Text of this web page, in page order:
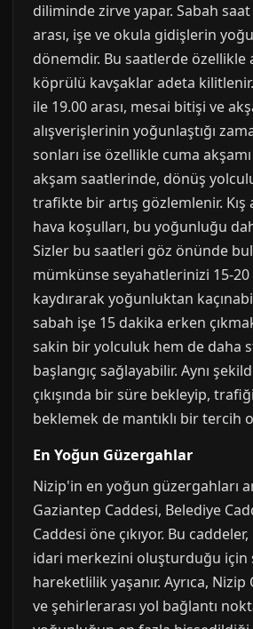
diliminde zirve yapar. Sabah
arası, işe ve okula gidişlerin
dönemdir. Bu saatlerde özellikle
köprülü kavşaklar adeta
ile 19.00 arası, mesai bitişi ve
alışverişlerinin yoğunlaştığı
sonları ise özellikle cuma
akşam saatlerinde, dönüş
trafikte bir artış gözlemlenir. Kış
hava koşulları, bu yoğunluğu
Sizler bu saatleri göz önünde
mümkünse seyahatlerinizi 15-
kaydırarak yoğunluktan
sabah işe 15 dakika erken
sakin bir yolculuk hem de daha
başlangıç sağlayabilir. Aynı
çıkışında bir süre bekleyip,
beklemek de mantıklı bir tercih
En Yoğun Güzergahlar
Nizip'in en yoğun güzergahları
Gaziantep Caddesi, Belediye
Caddesi öne çıkıyor. Bu
idari merkezini oluşturduğu için
hareketlilik yaşanır. Ayrıca, Nizip
ve şehirlerarası yol bağlantı